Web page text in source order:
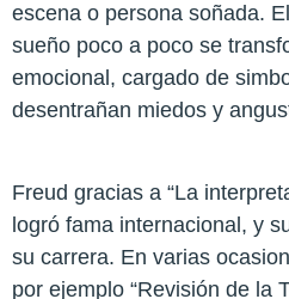
escena o persona soñada.
sueño poco a poco se
emocional, cargado de
desentrañan miedos y
Freud gracias a “La
logró fama internacional, y
su carrera. En varias
por ejemplo “Revisión de la